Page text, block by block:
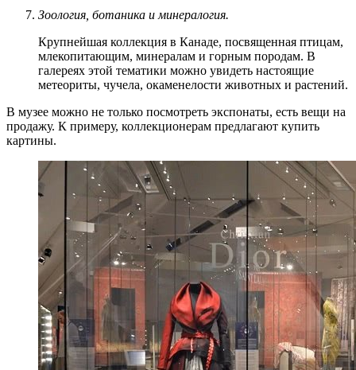
Зоология, ботаника и минералогия.
Крупнейшая коллекция в Канаде, посвященная птицам,
млекопитающим, минералам и горным породам. В
галереях этой тематики можно увидеть настоящие
метеориты, чучела, окаменелости животных и растений.
В музее можно не только посмотреть экспонаты, есть вещи на
продажу. К примеру, коллекционерам предлагают купить
картины.